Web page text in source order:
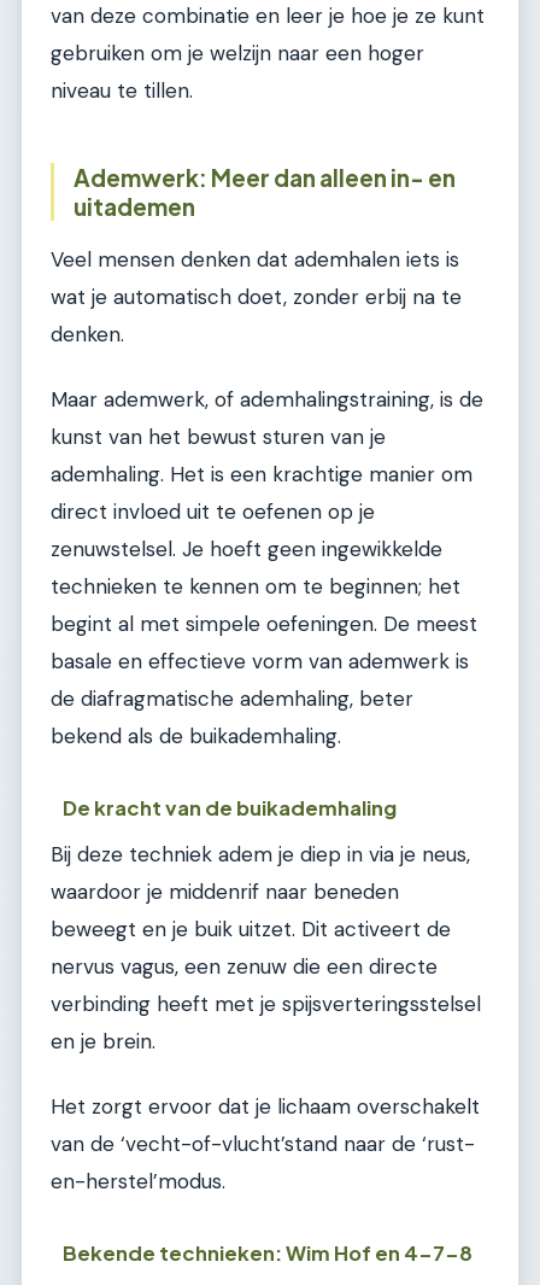
van deze combinatie en leer je hoe je ze kunt
gebruiken om je welzijn naar een hoger
niveau te tillen.
Ademwerk: Meer dan alleen in- en
uitademen
Veel mensen denken dat ademhalen iets is
wat je automatisch doet, zonder erbij na te
denken.
Maar ademwerk, of ademhalingstraining, is de
kunst van het bewust sturen van je
ademhaling. Het is een krachtige manier om
direct invloed uit te oefenen op je
zenuwstelsel. Je hoeft geen ingewikkelde
technieken te kennen om te beginnen; het
begint al met simpele oefeningen. De meest
basale en effectieve vorm van ademwerk is
de diafragmatische ademhaling, beter
bekend als de buikademhaling.
De kracht van de buikademhaling
Bij deze techniek adem je diep in via je neus,
waardoor je middenrif naar beneden
beweegt en je buik uitzet. Dit activeert de
nervus vagus, een zenuw die een directe
verbinding heeft met je spijsverteringsstelsel
en je brein.
Het zorgt ervoor dat je lichaam overschakelt
van de ‘vecht-of-vlucht’stand naar de ‘rust-
en-herstel’modus.
Bekende technieken: Wim Hof en 4-7-8